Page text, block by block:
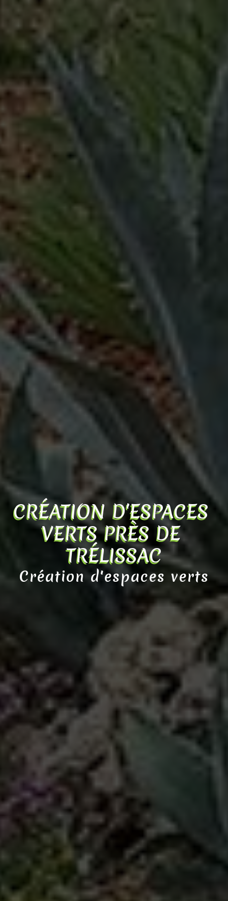
CRÉATION D'ESPACES
VERTS PRÈS DE
TRÉLISSAC
Création d'espaces verts